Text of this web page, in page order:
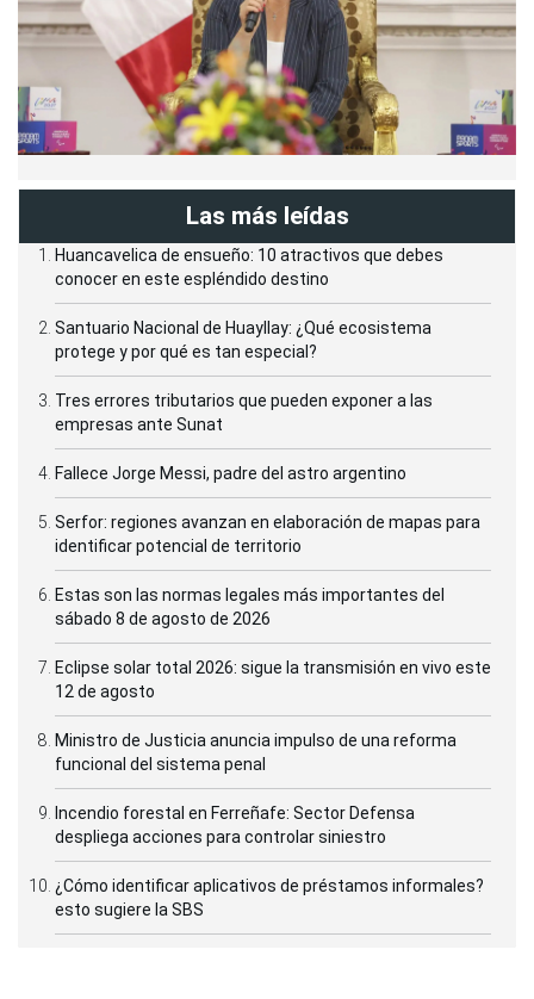
Las más leídas
Huancavelica de ensueño: 10 atractivos que debes
conocer en este espléndido destino
Santuario Nacional de Huayllay: ¿Qué ecosistema
protege y por qué es tan especial?
Tres errores tributarios que pueden exponer a las
empresas ante Sunat
Fallece Jorge Messi, padre del astro argentino
Serfor: regiones avanzan en elaboración de mapas para
identificar potencial de territorio
Estas son las normas legales más importantes del
sábado 8 de agosto de 2026
Eclipse solar total 2026: sigue la transmisión en vivo este
12 de agosto
Ministro de Justicia anuncia impulso de una reforma
funcional del sistema penal
Incendio forestal en Ferreñafe: Sector Defensa
despliega acciones para controlar siniestro
¿Cómo identificar aplicativos de préstamos informales?
esto sugiere la SBS